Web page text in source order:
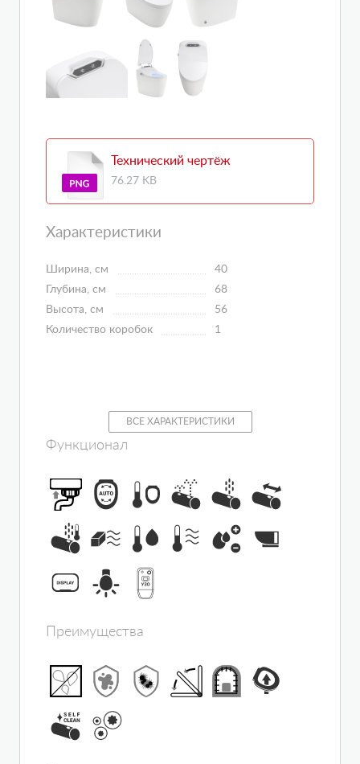
Технический чертёж
76.27 KB
Характеристики
Ширина, см
40
Глубина, см
68
Высота, см
56
Количество коробок
1
ВСЕ ХАРАКТЕРИСТИКИ
Функционал
Преимущества